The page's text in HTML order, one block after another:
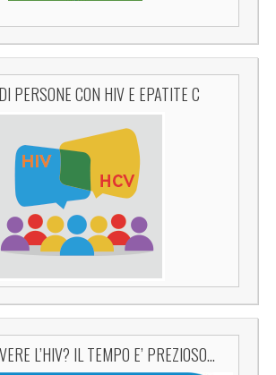
PERSONE CON HIV E EPATITE C
L’HIV? IL TEMPO E’ PREZIOSO…